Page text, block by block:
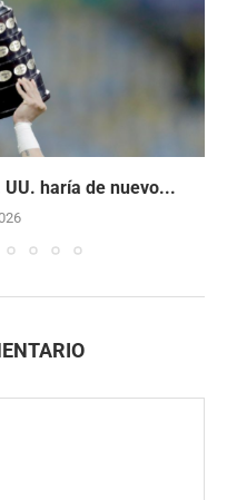
UU. haría de nuevo...